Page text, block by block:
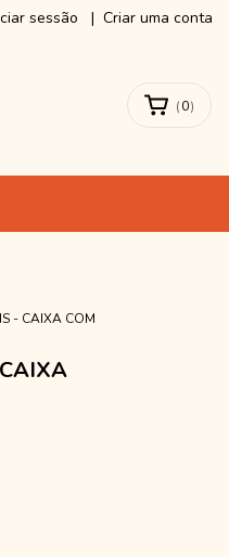
sessão | Criar uma conta
(0)
- CAIXA COM